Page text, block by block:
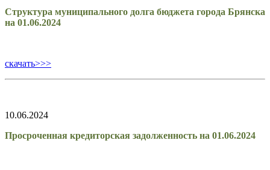
Структура муниципального долга бюджета города Брянска
на 01.06.2024
скачать>>>
10.06.2024
Просроченная кредиторская задолженность на 01.06.2024